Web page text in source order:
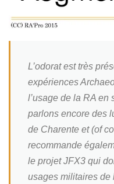
L’odorat est très
expériences
l’usage de la RA en
parlons encore des
de Charente et (of
recommande
le projet JFX3 qui
usages militaires de